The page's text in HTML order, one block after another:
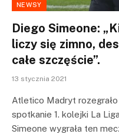
NEWSY
Diego Simeone:
liczy się zimno,
całe szczęście”.
13 stycznia 2021
Atletico Madryt
spotkanie 1. kolejki La
Simeone wygrała ten